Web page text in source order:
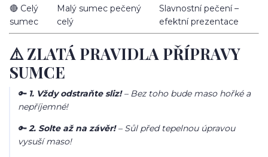
🔴 Celý
sumec
Malý sumec pečený
celý
Slavnostní pečení –
efektní prezentace
⚠️ ZLATÁ PRAVIDLA PŘÍPRAVY
SUMCE
🔑 1. Vždy odstraňte sliz!– Bez toho bude maso hořké a
nepříjemné!
🔑2. Solte až na závěr!– Sůl před tepelnou úpravou
vysuší maso!